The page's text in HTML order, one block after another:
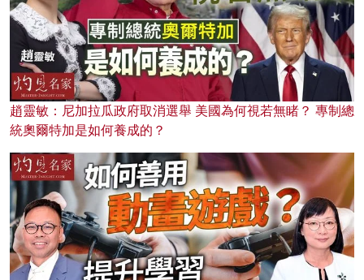
趙靈敏：尼加拉瓜政府取消選舉 美國為何視若無睹？ 專制總
統奧爾特加是如何養成的？